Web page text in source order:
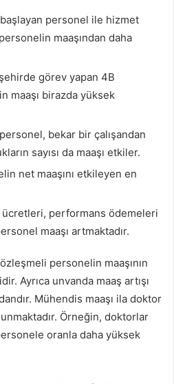
personel ile hizmet
maaşından daha
görev yapan 4B
maaşı birazda yüksek
bekar bir çalışandan
sayısı da maaşı etkiler.
net maaşını etkileyen en
ücretleri, performans ödemeleri
maaşı artmaktadır.
personelin maaşının
Ayrıca unvanda maaş artışı
Mühendis maaşı ila doktor
Örneğin, doktorlar
oranla daha yüksek